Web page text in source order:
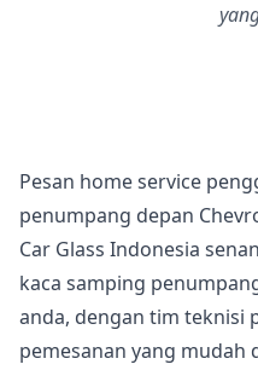
Pesan home service
penumpang depan
Car Glass Indonesia
kaca samping
anda, dengan tim teknisi
pemesanan yang mudah